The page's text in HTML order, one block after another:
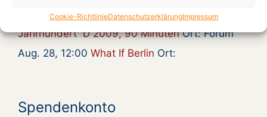
Cookie-RichtlinieDatenschutzerklärungImpressum
Weizsäcker geb. Wille – Ein Leben im 20.
Jahrhundert“ D 2009, 90 MinutenOrt: Forum
Aug. 28, 12:00 What If Berlin Ort:
Spendenkonto